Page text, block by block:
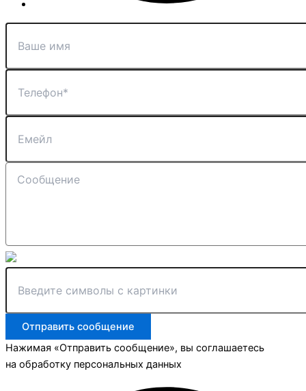
Отправить сообщение
Нажимая «Отправить сообщение», вы соглашаетесь
на обработку персональных данных